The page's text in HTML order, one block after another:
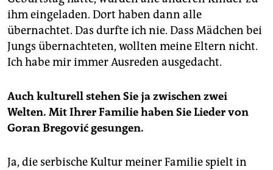
ihm eingeladen. Dort haben dann alle
übernachtet. Das durfte ich nie. Dass Mädchen bei
Jungs übernachteten, wollten meine Eltern nicht.
Ich habe mir immer Ausreden ausgedacht.
Auch kulturell stehen Sie ja zwischen zwei
Welten. Mit Ihrer Familie haben Sie Lieder von
Goran Bregović gesungen.
Ja, die serbische Kultur meiner Familie spielt in